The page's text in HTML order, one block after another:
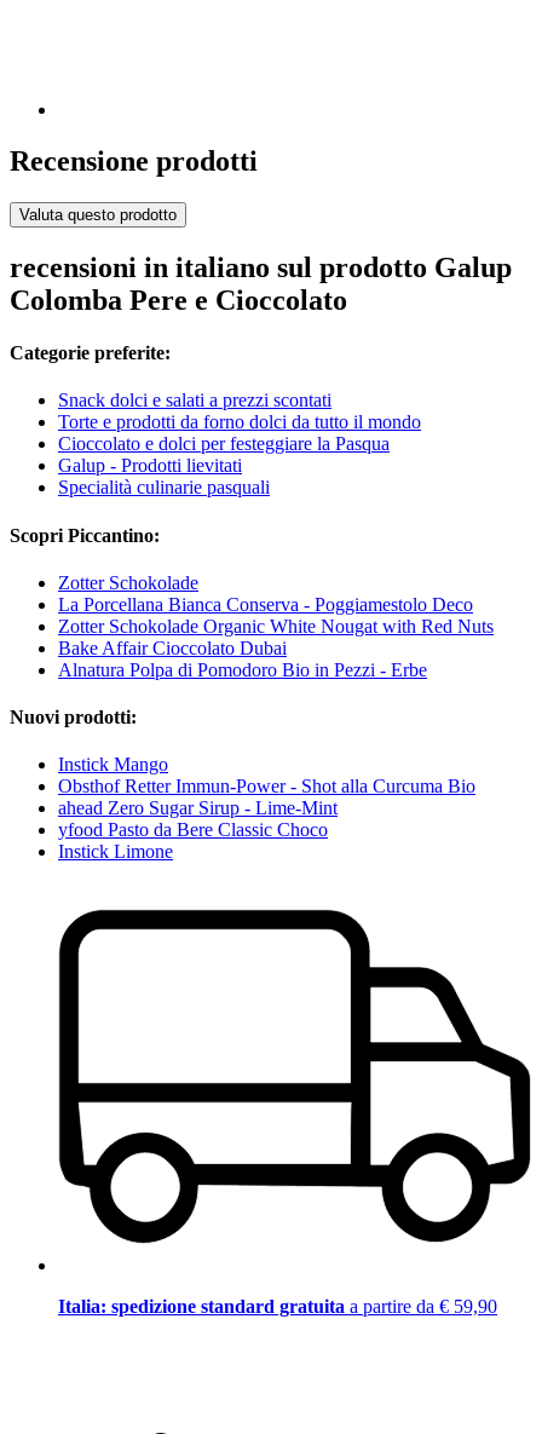
Recensione prodotti
Valuta questo prodotto
recensioni in italiano sul prodotto Galup
Colomba Pere e Cioccolato
Categorie preferite:
Snack dolci e salati a prezzi scontati
Torte e prodotti da forno dolci da tutto il mondo
Cioccolato e dolci per festeggiare la Pasqua
Galup - Prodotti lievitati
Specialità culinarie pasquali
Scopri Piccantino:
Zotter Schokolade
La Porcellana Bianca Conserva - Poggiamestolo Deco
Zotter Schokolade Organic White Nougat with Red Nuts
Bake Affair Cioccolato Dubai
Alnatura Polpa di Pomodoro Bio in Pezzi - Erbe
Nuovi prodotti:
Instick Mango
Obsthof Retter Immun-Power - Shot alla Curcuma Bio
ahead Zero Sugar Sirup - Lime-Mint
yfood Pasto da Bere Classic Choco
Instick Limone
Italia: spedizione standard gratuita a partire da € 59,90